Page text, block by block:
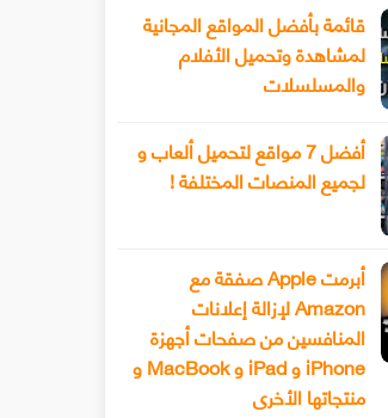
قائمة بأفضل المواقع المجانية
لمشاهدة وتحميل الأفلام
والمسلسلات
أفضل 7 مواقع لتحميل ألعاب و
لجميع المنصات المختلفة !
أبرمت Apple صفقة مع
Amazon لإزالة إعلانات
المنافسين من صفحات أجهزة
iPhone و iPad و MacBook و
منتجاتها الأخرى